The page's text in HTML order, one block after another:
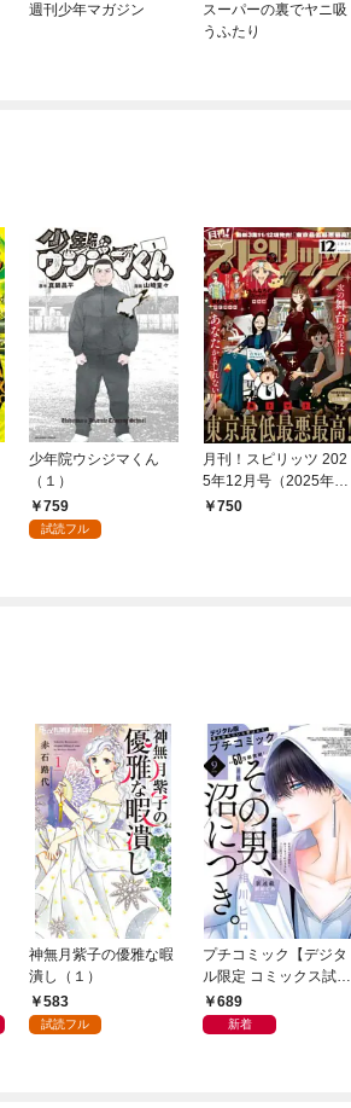
週刊少年マガジン
スーパーの裏でヤニ吸
うふたり
少年院ウシジマくん
（１）
759
試読フル
月刊！スピリッツ 202
5年12月号（2025年10
月27日発売号）
750
神無月紫子の優雅な暇
潰し（１）
583
試読フル
プチコミック【デジタ
ル限定 コミックス試し
読み特典付き】 2026
年9月号（2026年8月7
689
新着